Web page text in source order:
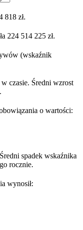
818 zł.
224 514 225 zł.
(wskaźnik
czasie. Średni wzrost
o wartości:
Średni spadek wskaźnika
rocznie.
wynosił: